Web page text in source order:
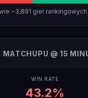
~3,891 gier rankingowych
@ 15
WIN RATE
43.2%